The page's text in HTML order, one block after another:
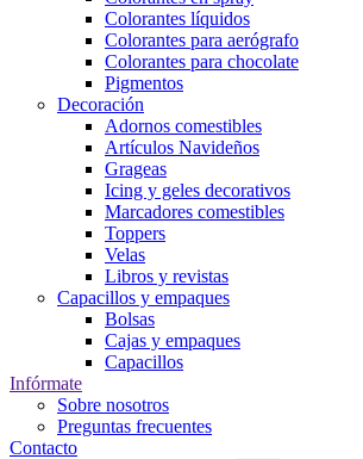
Colorantes líquidos
Colorantes para aerógrafo
Colorantes para chocolate
Pigmentos
Decoración
Adornos comestibles
Artículos Navideños
Grageas
Icing y geles decorativos
Marcadores comestibles
Toppers
Velas
Libros y revistas
Capacillos y empaques
Bolsas
Cajas y empaques
Capacillos
Infórmate
Sobre nosotros
Preguntas frecuentes
Contacto